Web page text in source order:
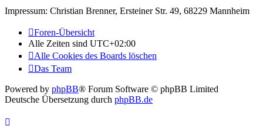
Impressum: Christian Brenner, Ersteiner Str. 49, 68229 Mannheim
Foren-Übersicht
Alle Zeiten sind UTC+02:00
Alle Cookies des Boards löschen
Das Team
Powered by phpBB® Forum Software © phpBB Limited
Deutsche Übersetzung durch phpBB.de